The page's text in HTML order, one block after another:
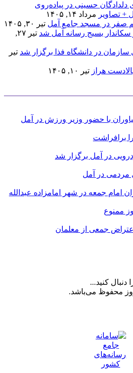
حسینی در پیاده‌روی
+ تصاویر مرداد ۱۴, ۱۴۰۵
صفر در مسجد جامع آمل تیر ۳۰, ۱۴۰۵
سکاندار بسیج رسانه آمل شد
تیر ۲۷,
در دانشگاه فذا برگزار شد تیر
هراز تیر ۱۰, ۱۴۰۵
با حضور وزیر ورزش در آمل
برافراشت
در آمل برگزار شد
در آمل
امام جمعه در شهر امامزاده عبدالله
ممنوع
جمعی از معلمان
کنید...
محفوظ می‌باشد.